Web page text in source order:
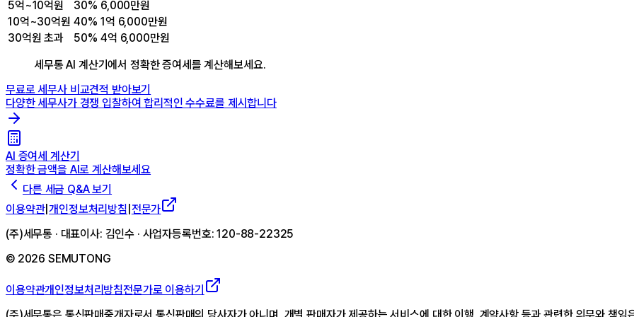
5억~10억원
30% 6,000만원
10억~30억원 40% 1억 6,000만원
30억원 초과
50% 4억 6,000만원
세무통 AI 계산기에서 정확한 증여세를 계산해보세요.
무료로 세무사 비교견적 받아보기
다양한 세무사가 경쟁 입찰하여 합리적인 수수료를 제시합니다
AI 증여세 계산기
정확한 금액을 AI로 계산해보세요
다른 세금 Q&A 보기
이용약관|개인정보처리방침 전문가
(주)세무통 · 대표이사: 김인수 · 사업자등록번호: 120-88-22325
© 2026 SEMUTONG
이용약관개인정보처리방침전문가로 이용하기
(주)세무통은 통신판매중개자로서 통신판매의 당사자가 아니며, 개별 판매자가 제공하는 서비스에 대한 이행, 계약사항 등과 관련한 의무와 책임